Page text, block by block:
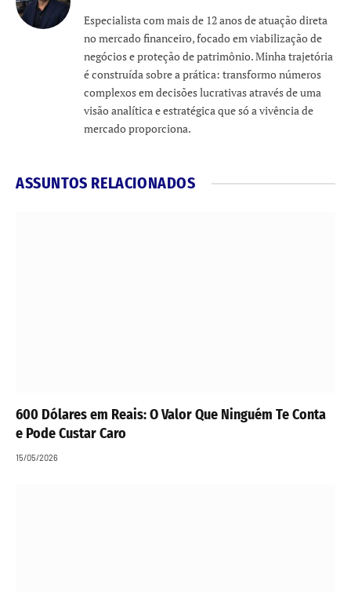
Especialista com mais de 12 anos de atuação direta
no mercado financeiro, focado em viabilização de
negócios e proteção de patrimônio. Minha trajetória
é construída sobre a prática: transformo números
complexos em decisões lucrativas através de uma
visão analítica e estratégica que só a vivência de
mercado proporciona.
ASSUNTOS RELACIONADOS
600 Dólares em Reais: O Valor Que Ninguém Te Conta
e Pode Custar Caro
15/05/2026